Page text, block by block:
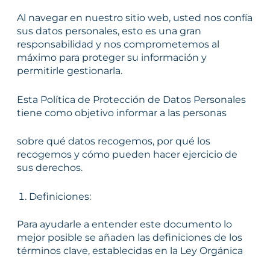
Al navegar en nuestro sitio web, usted nos confía
sus datos personales, esto es una gran
responsabilidad y nos comprometemos al
máximo para proteger su información y
permitirle gestionarla.
Esta Política de Protección de Datos Personales
tiene como objetivo informar a las personas
sobre qué datos recogemos, por qué los
recogemos y cómo pueden hacer ejercicio de
sus derechos.
Definiciones:
Para ayudarle a entender este documento lo
mejor posible se añaden las definiciones de los
términos clave, establecidas en la Ley Orgánica